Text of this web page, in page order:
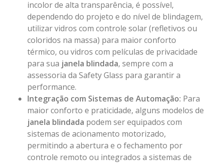
incolor de alta transparência, é possível,
dependendo do projeto e do nível de blindagem,
utilizar vidros com controle solar (refletivos ou
coloridos na massa) para maior conforto
térmico, ou vidros com películas de privacidade
para sua janela blindada, sempre com a
assessoria da Safety Glass para garantir a
performance.
Integração com Sistemas de Automação: Para
maior conforto e praticidade, alguns modelos de
janela blindada podem ser equipados com
sistemas de acionamento motorizado,
permitindo a abertura e o fechamento por
controle remoto ou integrados a sistemas de